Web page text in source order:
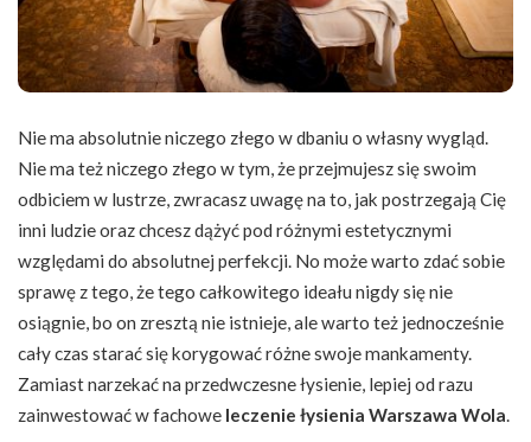
Nie ma absolutnie niczego złego w dbaniu o własny wygląd.
Nie ma też niczego złego w tym, że przejmujesz się swoim
odbiciem w lustrze, zwracasz uwagę na to, jak postrzegają Cię
inni ludzie oraz chcesz dążyć pod różnymi estetycznymi
względami do absolutnej perfekcji. No może warto zdać sobie
sprawę z tego, że tego całkowitego ideału nigdy się nie
osiągnie, bo on zresztą nie istnieje, ale warto też jednocześnie
cały czas starać się korygować różne swoje mankamenty.
Zamiast narzekać na przedwczesne łysienie, lepiej od razu
zainwestować w fachowe leczenie łysienia Warszawa Wola.